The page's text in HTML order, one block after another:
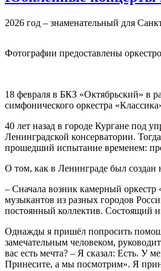
2026 год – знаменательный для
Фотографии предоставлены
18 февраля в БКЗ «Октябрьский» в
симфонического оркестра
40 лет назад в городе Кургане под
Ленинградской консерватории.
прошедший испытание временем:
О том, как в Ленинграде был создан
– Сначала возник камерный
музыкантов из разных городов
постоянный коллектив. Состоящий
Однажды я пришёл попросить
замечательным человеком,
вас есть мечта? – Я сказал: Есть. У
Принесите, а мы посмотрим». Я